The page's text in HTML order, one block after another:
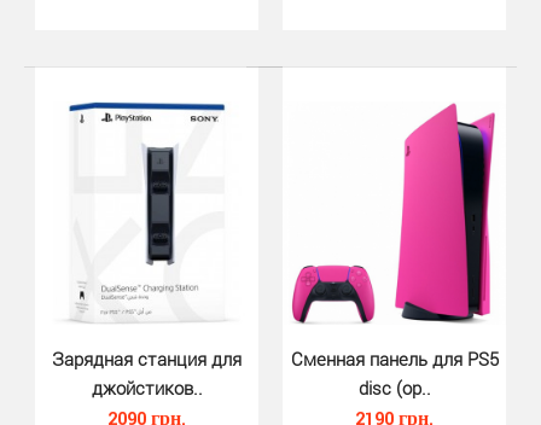
Светильник Playstation Icons Bo..
Светильник Playstation Icons Box Light (Paladone) - эта
Зарядная станция для
джойстиков..
2090 грн.
Сменная панель для PS5
disc (ор..
2190 грн.